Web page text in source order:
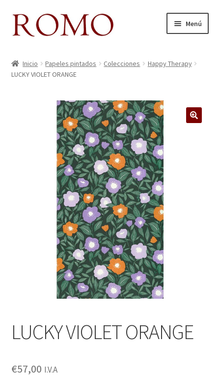
Ir
Ir
al
Menú
Aviso legal
Donde Estamos
Finalizar compra
Más información sobre las cookies
Política de cookies
Inicio Papeles pintados Colecciones
Happy Therapy
LUCKY VIOLET ORANGE
LUCKY VIOLET ORANGE
€57,00 I.V.A